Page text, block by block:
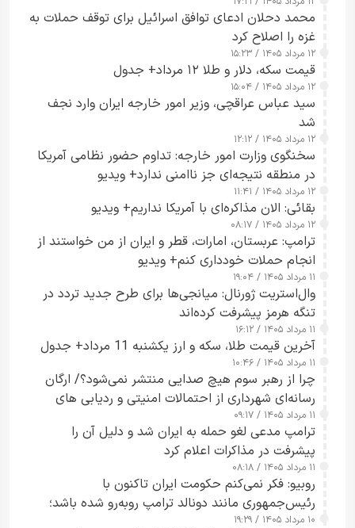
محمد دحلان ادعای توافق اسرائیل برای توقف حملات به
غزه را اصلاح کرد
۱۲ مرداد ۱۴۰۵ / ۱۵:۲۳
قیمت سکه، دلار و طلا ۱۲ مرداد+ جدول
۱۲ مرداد ۱۴۰۵ / ۱۵:۰۴
سید عباس عراقچی، وزیر امور خارجه ایران وارد نجف
شد
۱۲ مرداد ۱۴۰۵ / ۱۲:۱۲
سخنگوی وزارت امور خارجه: تداوم حضور نظامی آمریکا
در منطقه نتیجه‌ای جز ناامنی ندارد+ ویدیو
۱۲ مرداد ۱۴۰۵ / ۱۱:۴۱
بقائی: الان مذاکره‌ای با آمریکا نداریم+ ویدیو
۱۲ مرداد ۱۴۰۵ / ۰۸:۱۷
ترامپ: عربستان، امارات، قطر و ایران از من خواستند از
انجام حملات خودداری کنم+ ویدیو
۱۱ مرداد ۱۴۰۵ / ۱۹:۰۴
وال‌استریت ژورنال: میانجی‌ها برای طرح جدید تردد در
تنگه هرمز پیشرفت کرده‌اند
۱۱ مرداد ۱۴۰۵ / ۱۶:۱۲
آخرین قیمت طلا، سکه و ارز یکشنبه 11 مرداد+ جدول
۱۱ مرداد ۱۴۰۵ / ۱۰:۴۶
چرا از رهبر سوم هیچ صدایی منتشر نمی‌شود؟/ ارگان
رسانه‌ای شهرداری از احتمالات امنیتی و ردیابی های
جاسوسی گفت
۱۱ مرداد ۱۴۰۵ / ۰۹:۱۷
ترامپ مدعی لغو حمله به ایران شد و دلیل آن را
پیشرفت در مذاکرات اعلام کرد
۱۱ مرداد ۱۴۰۵ / ۰۸:۱۸
روبیو: فکر نمی‌کنم حکومت ایران تاکنون با
رئیس‌جمهوری مانند دونالد ترامپ روبه‌رو شده باشد؛
کسی که واقعاً دست به اقدام می‌زند
۱۰ مرداد ۱۴۰۵ / ۱۹:۲۹